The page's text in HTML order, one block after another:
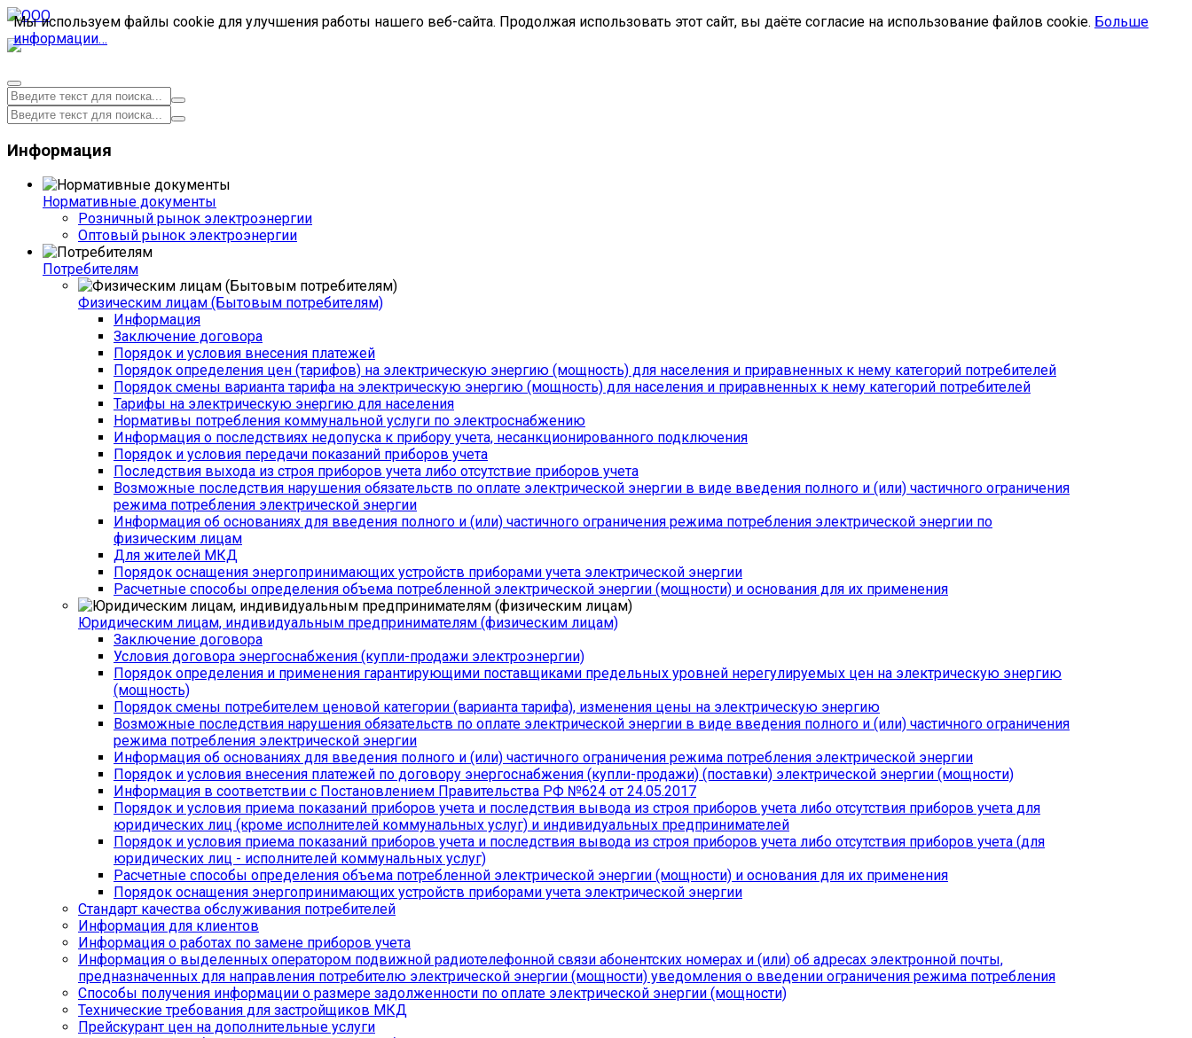
Информация
Нормативные документы
Розничный рынок электроэнергии
Оптовый рынок электроэнергии
Потребителям
Физическим лицам (Бытовым потребителям)
Информация
Заключение договора
Порядок и условия внесения платежей
Порядок определения цен (тарифов) на электрическую энергию (мощность) для населения и приравненных к нему категорий потребителей
Порядок смены варианта тарифа на электрическую энергию (мощность) для населения и приравненных к нему категорий потребителей
Тарифы на электрическую энергию для населения
Нормативы потребления коммунальной услуги по электроснабжению
Информация о последствиях недопуска к прибору учета, несанкционированного подключения
Порядок и условия передачи показаний приборов учета
Последствия выхода из строя приборов учета либо отсутствие приборов учета
Возможные последствия нарушения обязательств по оплате электрической энергии в виде введения полного и (или) частичного ограничения
режима потребления электрической энергии
Информация об основаниях для введения полного и (или) частичного ограничения режима потребления электрической энергии по
физическим лицам
Для жителей МКД
Порядок оснащения энергопринимающих устройств приборами учета электрической энергии
Расчетные способы определения объема потребленной электрической энергии (мощности) и основания для их применения
Юридическим лицам, индивидуальным предпринимателям (физическим лицам)
Заключение договора
Условия договора энергоснабжения (купли-продажи электроэнергии)
Порядок определения и применения гарантирующими поставщиками предельных уровней нерегулируемых цен на электрическую энергию
(мощность)
Порядок смены потребителем ценовой категории (варианта тарифа), изменения цены на электрическую энергию
Возможные последствия нарушения обязательств по оплате электрической энергии в виде введения полного и (или) частичного ограничения
режима потребления электрической энергии
Информация об основаниях для введения полного и (или) частичного ограничения режима потребления электрической энергии
Порядок и условия внесения платежей по договору энергоснабжения (купли-продажи) (поставки) электрической энергии (мощности)
Информация в соответствии с Постановлением Правительства РФ №624 от 24.05.2017
Порядок и условия приема показаний приборов учета и последствия вывода из строя приборов учета либо отсутствия приборов учета для
юридических лиц (кроме исполнителей коммунальных услуг) и индивидуальных предпринимателей
Порядок и условия приема показаний приборов учета и последствия вывода из строя приборов учета либо отсутствия приборов учета (для
юридических лиц - исполнителей коммунальных услуг)
Расчетные способы определения объема потребленной электрической энергии (мощности) и основания для их применения
Порядок оснащения энергопринимающих устройств приборами учета электрической энергии
Стандарт качества обслуживания потребителей
Информация для клиентов
Информация о работах по замене приборов учета
Информация о выделенных оператором подвижной радиотелефонной связи абонентских номерах и (или) об адресах электронной почты,
предназначенных для направления потребителю электрической энергии (мощности) уведомления о введении ограничения режима потребления
Способы получения информации о размере задолженности по оплате электрической энергии (мощности)
Технические требования для застройщиков МКД
Прейскурант цен на дополнительные услуги
Мы используем файлы cookie для улучшения работы нашего веб-сайта. Продолжая использовать этот сайт, вы даёте согласие на использование файлов cookie. Больше
информации…